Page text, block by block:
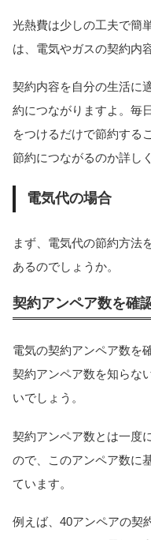
光熱費は少しの工夫で簡
は、電気やガスの契約内
契約内容を自分の生活に
約につながりますよ。毎
をつけるだけで節約する
節約につながるのか詳し
電気代の場合
まず、電気代の節約方法
あるのでしょうか。
契約アンペア数を確
電気の契約アンペア数を
契約アンペア数を知らな
いでしょう。
契約アンペア数とは一度
ので、このアンペア数に
ています。
例えば、40アンペアの契